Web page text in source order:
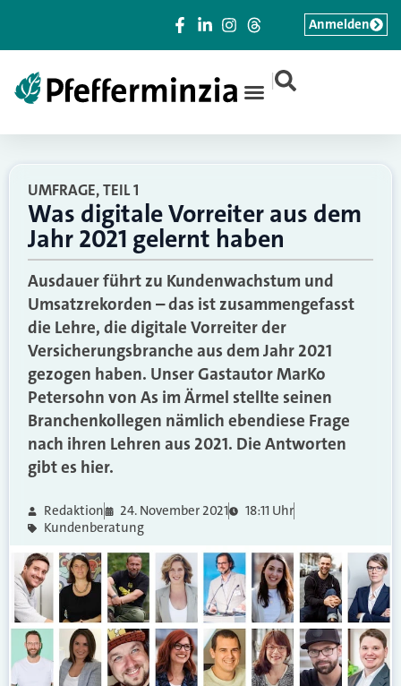
|
Anmelden
UMFRAGE, TEIL 1
Was digitale Vorreiter aus dem
Jahr 2021 gelernt haben
Ausdauer führt zu Kundenwachstum und
Umsatzrekorden – das ist zusammengefasst
die Lehre, die digitale Vorreiter der
Versicherungsbranche aus dem Jahr 2021
gezogen haben. Unser Gastautor MarKo
Petersohn von As im Ärmel stellte seinen
Branchenkollegen nämlich ebendiese Frage
nach ihren Lehren aus 2021. Die Antworten
gibt es hier.
Redaktion 24. November 2021
18:11 Uhr
Kundenberatung